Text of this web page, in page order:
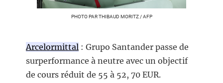
PHOTO PAR THIBAUD MORITZ / AFP
Arcelormittal : Grupo Santander passe de
surperformance à neutre avec un objectif
de cours réduit de 55 à 52, 70 EUR.